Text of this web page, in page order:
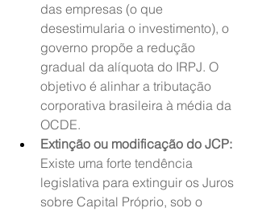
das empresas (o que
desestimularia o investimento), o
governo propõe a redução
gradual da alíquota do IRPJ. O
objetivo é alinhar a tributação
corporativa brasileira à média da
OCDE.
Extinção ou modificação do JCP:
Existe uma forte tendência
legislativa para extinguir os Juros
sobre Capital Próprio, sob o